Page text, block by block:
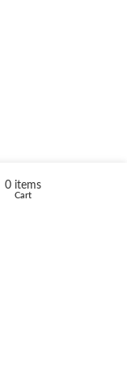
0 items
Cart